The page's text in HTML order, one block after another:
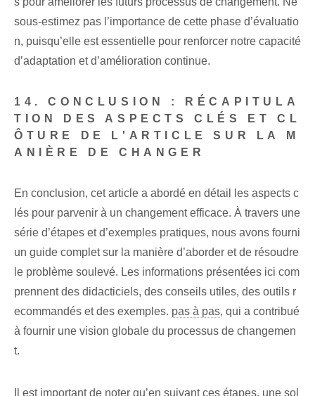
sous-estimez pas l’importance de cette phase d’évaluatio
n, puisqu’elle est essentielle pour renforcer notre capacité
d’adaptation et d’amélioration continue.
14. CONCLUSION : RÉCAPITULA
TION DES ASPECTS CLÉS ET CL
ÔTURE DE L'ARTICLE SUR LA M
ANIÈRE DE CHANGER
En conclusion, cet article a abordé en détail les aspects c
lés pour parvenir à un changement efficace. À travers une
série d’étapes et d’exemples pratiques, nous avons fourni
un guide complet sur la manière d’aborder et de résoudre
le problème soulevé. Les informations présentées ici com
prennent des didacticiels, des conseils utiles, des outils r
ecommandés et des exemples. pas à pas, qui a contribué
à fournir une vision globale du processus de changemen
t.
Il est important de noter qu’en suivant ces étapes, une sol